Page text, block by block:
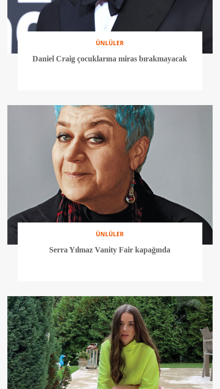
ÜNLÜLER
Daniel Craig çocuklarına miras bırakmayacak
ÜNLÜLER
Serra Yılmaz Vanity Fair kapağında